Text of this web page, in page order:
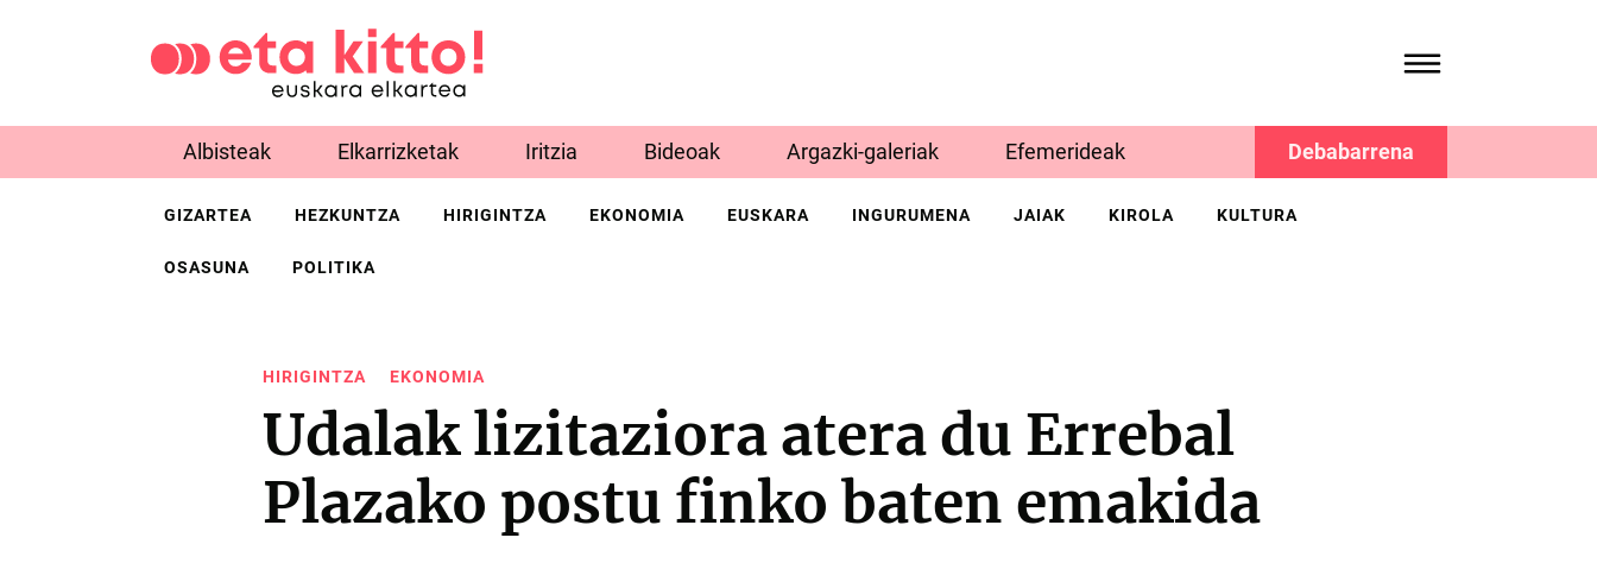
Albisteak Elkarrizketak Iritzia Bideoak Argazki-galeriak Efemerideak Debabarrena
GIZARTEA HEZKUNTZA HIRIGINTZA EKONOMIA EUSKARA INGURUMENA JAIAK KIROLA KULTURA
OSASUNA POLITIKA
HIRIGINTZA EKONOMIA
Udalak lizitaziora atera du Errebal
Plazako postu finko baten emakida